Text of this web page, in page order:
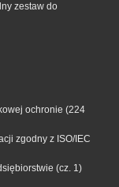
zestaw do
ochronie (224
zgodny z ISO/IEC
(cz. 1)